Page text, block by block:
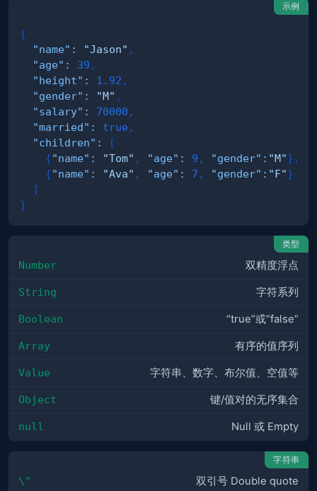
示例
{
"name" : "Jason" ,
"age" : 39 ,
"height" : 1.92 ,
"gender" : "M" ,
"salary" : 70000 ,
"married" : true ,
"children" :
[
{"name" : "Tom" , "age" : 9 , "gender" : "M"} ,
{"name" : "Ava" , "age" : 7 , "gender" : "F"}
]
}
类型
Number 双精度浮点
String 字符系列
Boolean “true”或“false”
Array 有序的值序列
Value 字符串、数字、布尔值、空值等
Object 键/值对的无序集合
null Null 或 Empty
字符串
\" 双引号 Double quote